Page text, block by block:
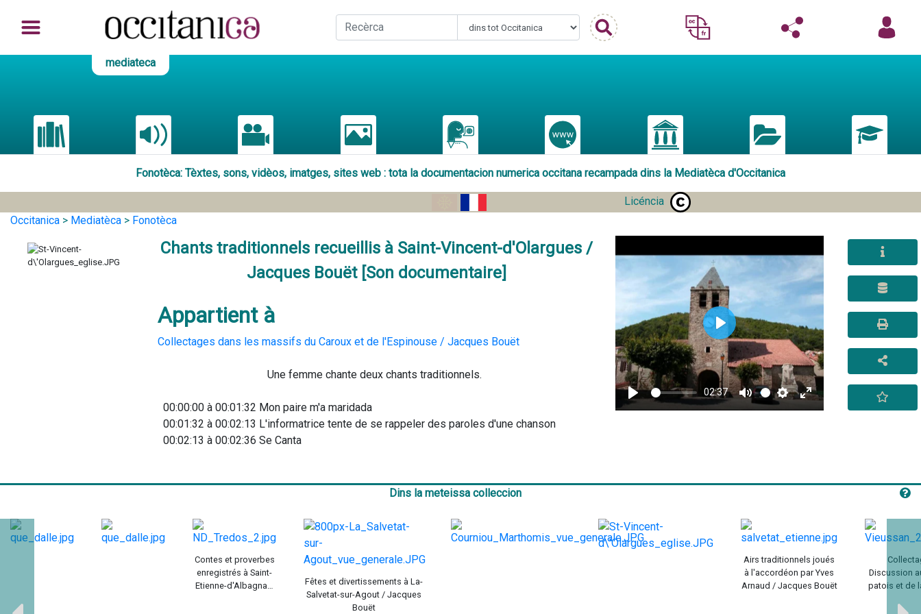
mediateca
Fonotèca: Tèxtes, sons, vidèos, imatges, sites web : tota la documentacion numerica occitana recampada dins la Mediatèca d'Occitanica
Licéncia
Occitanica > Mediatèca > Fonotèca
Chants traditionnels recueillis à Saint-Vincent-d'Olargues /
Jacques Bouët [Son documentaire]
Appartient à
Collectages dans les massifs du Caroux et de l'Espinouse / Jacques Bouët
                                        Une femme chante deux chants traditionnels.
  00:00:00 à 00:01:32 Mon paire m'a maridada
  00:01:32 à 00:02:13 L'informatrice tente de se rappeler des paroles d'une chanson
  00:02:13 à 00:02:36 Se Canta
Play
02:37
Mute Settings
Enter
Play
Dins la meteissa colleccion
Contes et proverbes
enregistrés à Saint-
Etienne-d'Albagnan,
Fêtes et divertissements à La-
Salvetat-sur-Agout / Jacques
Bouët
Airs traditionnels joués
à l'accordéon par Yves
Arnaud / Jacques Bouët
Discussion
patois et de